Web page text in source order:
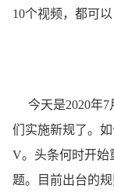
10个视频，都可
今天是2020年7
们实施新规了。
V。头条何时开始
题。目前出台的